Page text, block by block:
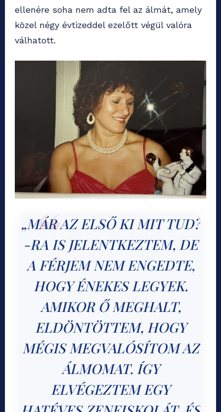
ellenére soha nem adta fel az álmát, amely
közel négy évtizeddel ezelőtt végül valóra
válhatott.
„MÁR AZ ELSŐ KI MIT TUD?
-RA IS JELENTKEZTEM, DE
A FÉRJEM NEM ENGEDTE,
HOGY ÉNEKES LEGYEK.
AMIKOR Ő MEGHALT,
ELDÖNTÖTTEM, HOGY
MÉGIS MEGVALÓSÍTOM AZ
ÁLMOMAT. ÍGY
ELVÉGEZTEM EGY